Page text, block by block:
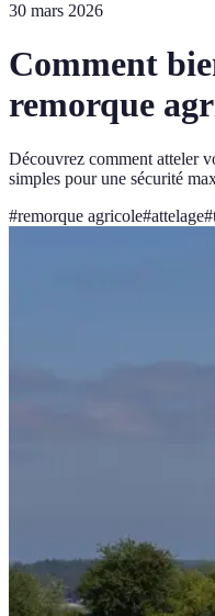
30 mars 2026
Comment
remorque
Découvrez comment atteler
simples pour une sécurité
#remorque agricole#attelage#